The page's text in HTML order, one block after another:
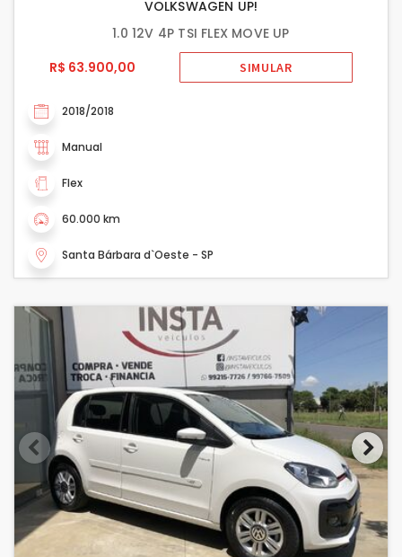
VOLKSWAGEN UP!
1.0 12V 4P TSI FLEX MOVE UP
R$ 63.900,00
SIMULAR
2018/2018
Manual
Flex
60.000 km
Santa Bárbara d`Oeste - SP